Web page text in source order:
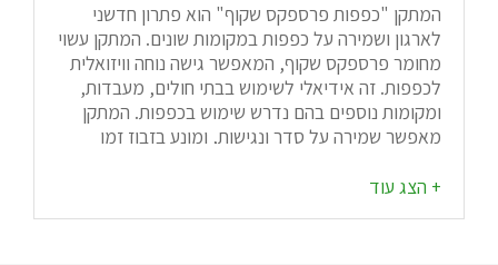
המתקן "כפפות פרספקס שקוף" הוא פתרון חדשני
לארגון ושמירה על כפפות במקומות שונים. המתקן עשוי
מחומר פרספקס שקוף, המאפשר גישה נוחה וויזואלית
לכפפות. זה אידיאלי לשימוש בבתי חולים, מעבדות,
ומקומות נוספים בהם נדרש שימוש בכפפות. המתקן
מאפשר שמירה על סדר ונגישות, ומונע בזבוז זמן
מאפשר זיהוי מהיר של סוג הכפפה הנדרשת.